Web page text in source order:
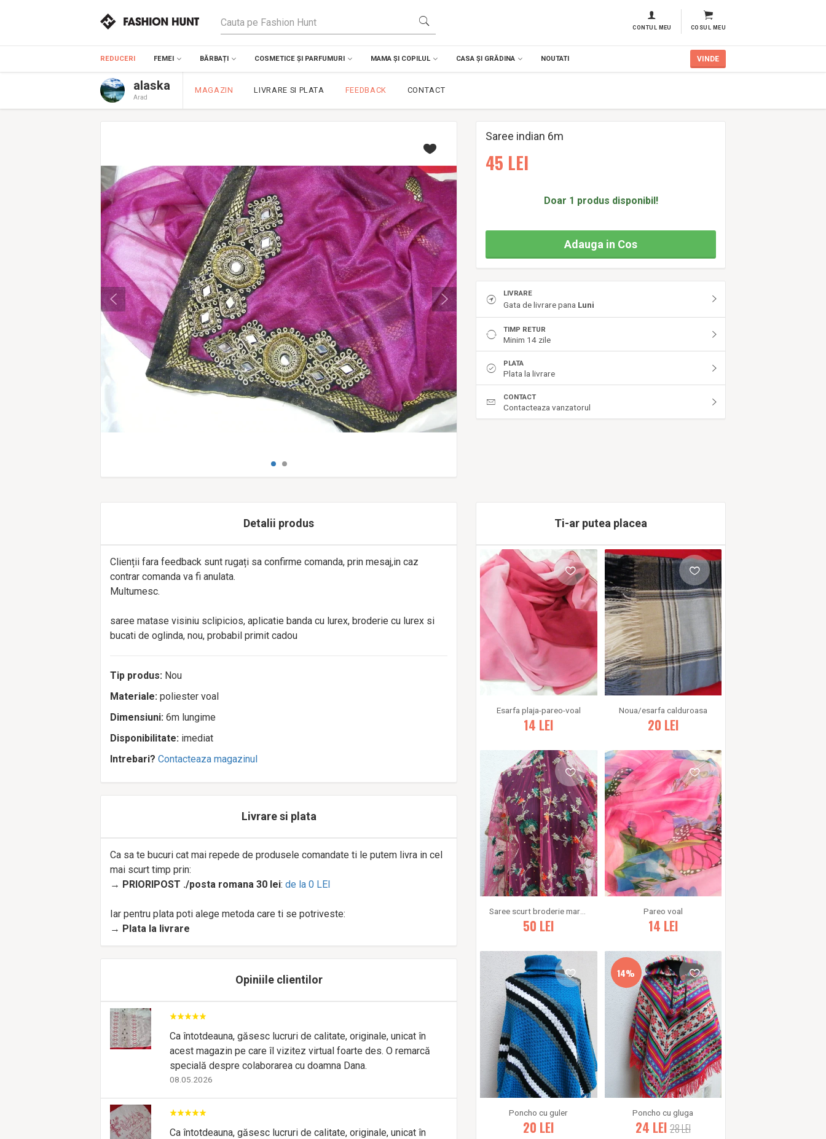
CONTUL MEU COSUL MEU
REDUCERI FEMEI BĂRBAȚI COSMETICE ȘI PARFUMURI MAMA ȘI COPILUL CASA ȘI GRĂDINA NOUTATI VINDE
alaska
Arad
MAGAZIN LIVRARE SI PLATA FEEDBACK CONTACT
Saree indian 6m
45 LEI
Doar 1 produs disponibil!
Adauga in Cos
LIVRARE
Gata de livrare pana Luni
TIMP RETUR
Minim 14 zile
PLATA
Plata la livrare
CONTACT
Contacteaza vanzatorul
Detalii produs
Clienții fara feedback sunt rugați sa confirme comanda, prin mesaj,in caz
contrar comanda va fi anulata.
Multumesc.
saree matase visiniu sclipicios, aplicatie banda cu lurex, broderie cu lurex si
bucati de oglinda, nou, probabil primit cadou
Tip produs: Nou
Materiale: poliester voal
Dimensiuni: 6m lungime
Disponibilitate: imediat
Intrebari? Contacteaza magazinul
Livrare si plata
Ca sa te bucuri cat mai repede de produsele comandate ti le putem livra in cel
mai scurt timp prin:
→ PRIORIPOST ./posta romana 30 lei: de la 0 LEI
Iar pentru plata poti alege metoda care ti se potriveste:
→ Plata la livrare
Opiniile clientilor
Ca întotdeauna, găsesc lucruri de calitate, originale, unicat în
acest magazin pe care îl vizitez virtual foarte des. O remarcă
specială despre colaborarea cu doamna Dana.
08.05.2026
Ca întotdeauna, găsesc lucruri de calitate, originale, unicat în
Ti-ar putea placea
Esarfa plaja-pareo-voal
14 LEI
Noua/esarfa calduroasa
20 LEI
Saree scurt broderie margele
50 LEI
Pareo voal
14 LEI
Poncho cu guler
20 LEI
Poncho cu gluga
24 LEI 28LEI
14%